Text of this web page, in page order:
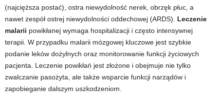
(najcięższa postać), ostra niewydolność nerek, obrzęk płuc, a
nawet zespół ostrej niewydolności oddechowej (ARDS). Leczenie
malarii powikłanej wymaga hospitalizacji i często intensywnej
terapii. W przypadku malarii mózgowej kluczowe jest szybkie
podanie leków dożylnych oraz monitorowanie funkcji życiowych
pacjenta. Leczenie powikłań jest złożone i obejmuje nie tylko
zwalczanie pasożyta, ale także wsparcie funkcji narządów i
zapobieganie dalszym uszkodzeniom.